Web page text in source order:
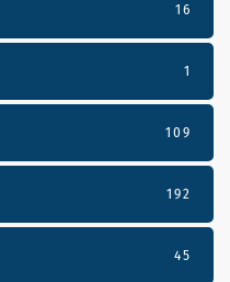
16
1
109
192
45